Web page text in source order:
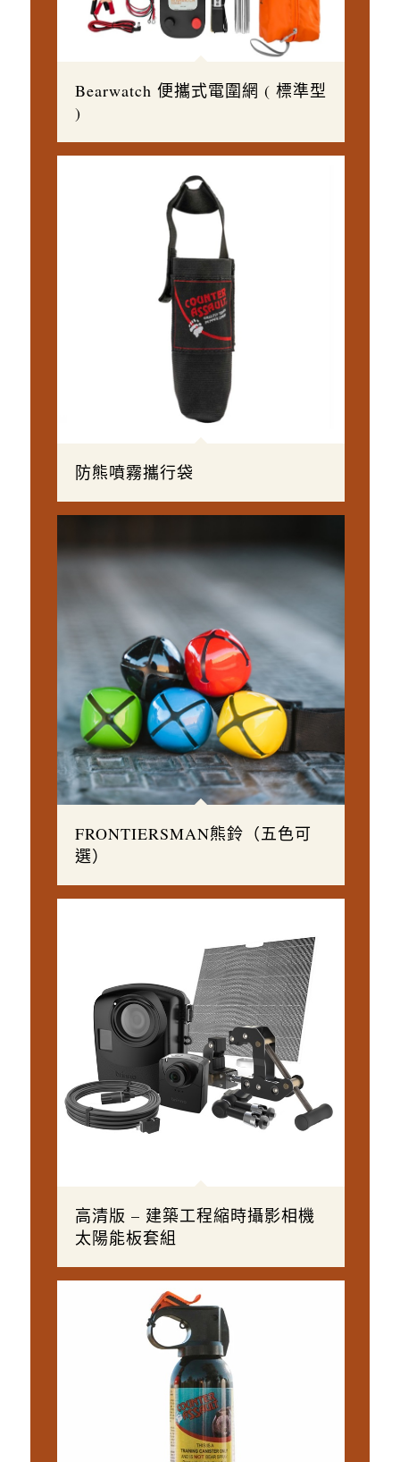
Bearwatch 便攜式電圍網 ( 標準型
)
防熊噴霧攜行袋
FRONTIERSMAN熊鈴（五色可
選）
高清版 – 建築工程縮時攝影相機
太陽能板套組